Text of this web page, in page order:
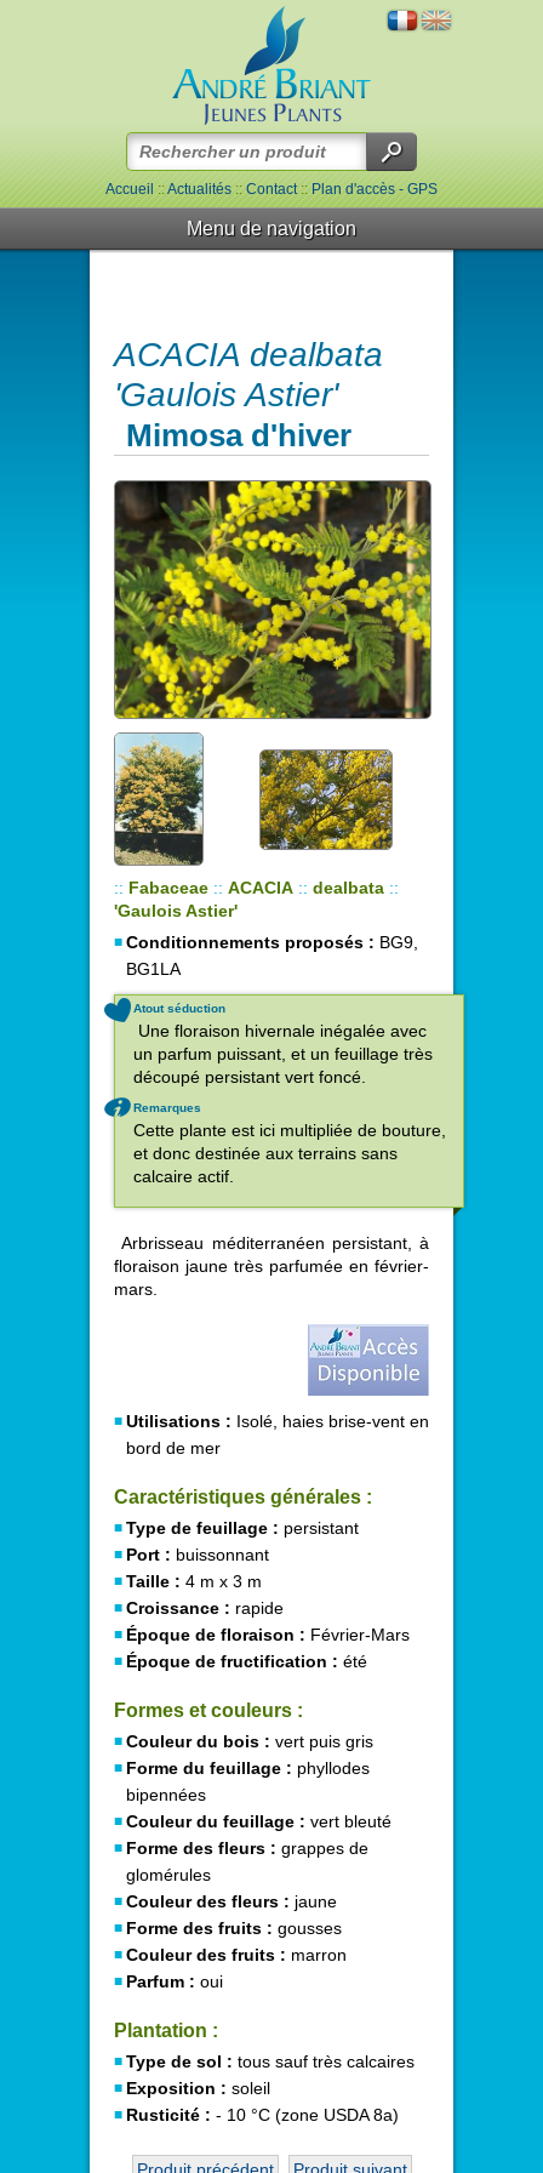
Accueil::Actualités::Contact::Plan d'accès - GPS
Menu de navigation
ACACIA dealbata
'Gaulois Astier'
Mimosa d'hiver
:: Fabaceae :: ACACIA :: dealbata ::
'Gaulois Astier'
Conditionnements proposés : BG9,
BG1LA
Atout séduction
Une floraison hivernale inégalée avec
un parfum puissant, et un feuillage très
découpé persistant vert foncé.
Remarques
Cette plante est ici multipliée de bouture,
et donc destinée aux terrains sans
calcaire actif.
Arbrisseau méditerranéen persistant, à
floraison jaune très parfumée en février-
mars.
Utilisations : Isolé, haies brise-vent en
bord de mer
Caractéristiques générales :
Type de feuillage : persistant
Port : buissonnant
Taille : 4 m x 3 m
Croissance : rapide
Époque de floraison : Février-Mars
Époque de fructification : été
Formes et couleurs :
Couleur du bois : vert puis gris
Forme du feuillage : phyllodes
bipennées
Couleur du feuillage : vert bleuté
Forme des fleurs : grappes de
glomérules
Couleur des fleurs : jaune
Forme des fruits : gousses
Couleur des fruits : marron
Parfum : oui
Plantation :
Type de sol : tous sauf très calcaires
Exposition : soleil
Rusticité : - 10 °C (zone USDA 8a)